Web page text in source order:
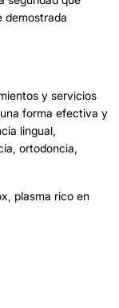
demostrada
y servicios
forma efectiva y
lingual,
ortodoncia,
plasma rico en